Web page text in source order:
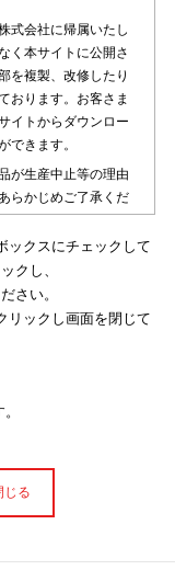
式会社に帰属いたし
く本サイトに公開さ
を複製、改修したり
おります。お客さま
イトからダウンロー
できます。
が生産中止等の理由
らかじめご了承くだ
品が発売された時点
イトに掲載されてい
の製品の仕様がその
ございます。本サイ
持ちの製品の仕様に
基準や数値等は取扱
容となっております
ックスにチェックして
クし、
さい。
リックし画面を閉じて
じる